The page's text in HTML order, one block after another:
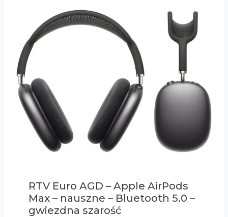
RTV Euro AGD – Apple AirPods
Max – nauszne – Bluetooth 5.0 –
gwiezdna szarość